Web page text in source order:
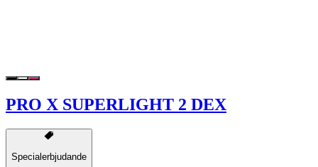
PRO X SUPERLIGHT 2 DEX
Specialerbjudande